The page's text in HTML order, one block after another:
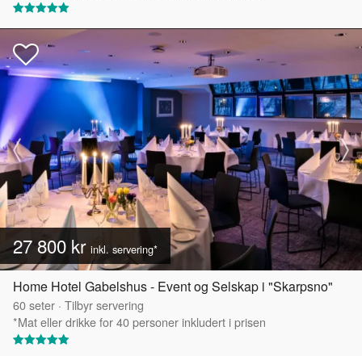
27 800 kr inkl. servering*
Home Hotel Gabelshus - Event og Selskap i "Skarpsno"
60seter · Tilbyr servering
*Mat eller drikke for 40 personer inkludert i prisen